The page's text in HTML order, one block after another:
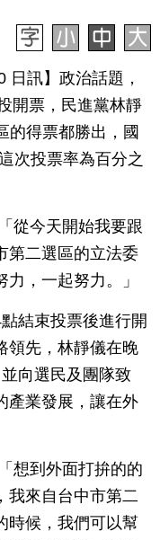
日訊】政治話題，
開票，民進黨林靜
的得票都勝出，國
次投票率為百分之
從今天開始我要跟
第二選區的立法委
，一起努力。」
結束投票後進行開
領先，林靜儀在晚
向選民及團隊致
產業發展，讓在外
想到外面打拚的的
我來自台中市第二
時候，我們可以幫